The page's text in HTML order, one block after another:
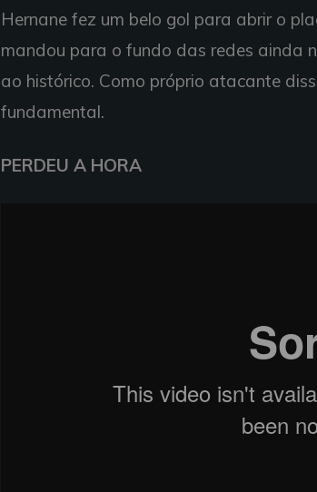
Hernane fez um belo gol para abrir o
mandou para o fundo das redes ainda
ao histórico. Como próprio atacante
fundamental.
PERDEU A HORA